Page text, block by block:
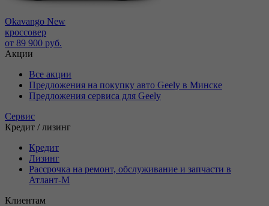
Okavango New
кроссовер
от 89 900 руб.
Акции
Все акции
Предложения на покупку авто Geely в Минске
Предложения сервиса для Geely
Сервис
Кредит / лизинг
Кредит
Лизинг
Рассрочка на ремонт, обслуживание и запчасти в
Атлант-М
Клиентам